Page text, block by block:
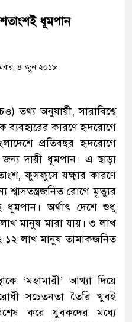
ধূমপান
৪ জুন ২০১৮
তথ্য অনুযায়ী, সারাবিশ্বে
ব্যবহারের কারণে হৃদরোগে
প্রতিবছর হৃদরোগে
দায়ী ধূমপান। এ ছাড়া
ফুসফুসে যক্ষ্মার কারণে
রোগে মৃত্যুর
ধূমপান। অর্থাৎ দেশে শুধু
মানুষ মারা যায়। ৩ লাখ
১২ লাখ মানুষ তামাকজনিত
‘মহামারী’ আখ্যা দিয়ে
সচেতনতা তৈরি খুবই
করে যুবকদের মধ্যে